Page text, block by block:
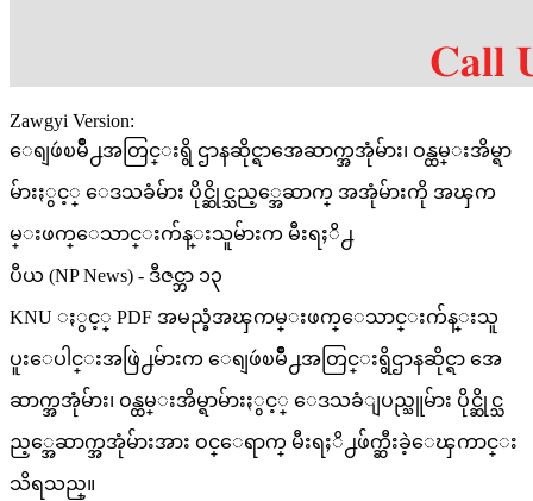
Zawgyi Version:
ေရျဖဴၿမိဳ႕အတြင္းရွိ ဌာနဆိုင္ရာအေဆာက္အအုံမ်ား၊ ဝန္ထမ္းအိမ္ရာ
မ်ားႏွင့္ ေဒသခံမ်ား ပိုင္ဆိုင္သည့္အေဆာက္ အအုံမ်ားကို အၾက
မ္းဖက္ေသာင္းက်န္းသူမ်ားက မီးရႈိ႕
ပီယ (NP News) - ဒီဇင္ဘာ ၁၃
KNU ႏွင့္ PDF အမည္ခံအၾကမ္းဖက္ေသာင္းက်န္းသူ
ပူးေပါင္းအဖြဲ႕မ်ားက ေရျဖဴၿမိဳ႕အတြင္းရွိဌာနဆိုင္ရာ အေ
ဆာက္အအုံမ်ား၊ ဝန္ထမ္းအိမ္ရာမ်ားႏွင့္ ေဒသခံျပည္သူမ်ား ပိုင္ဆိုင္သ
ည့္အေဆာက္အအုံမ်ားအား ဝင္ေရာက္ မီးရႈိ႕ဖ်က္ဆီးခဲ့ေၾကာင္း
သိရသည္။